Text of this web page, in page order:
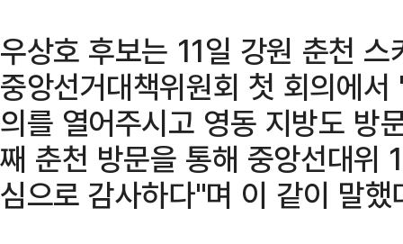
우상호 후보는 11일 강원 춘천
중앙선거대책위원회 첫 회의에
의를 열어주시고 영동 지방도 방
째 춘천 방문을 통해 중앙선대위
심으로 감사하다"며 이 같이 말했